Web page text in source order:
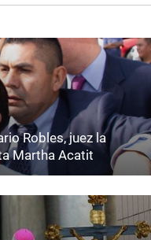
Robles, juez la
Martha Acatit